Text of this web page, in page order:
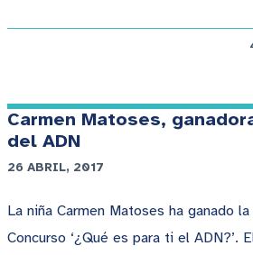
Carmen Matoses,
del ADN
26 ABRIL, 2017
La niña Carmen Matoses ha ganado
Concurso ‘¿Qué es para ti el ADN?’.